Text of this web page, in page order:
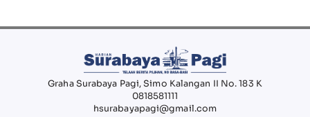
Graha Surabaya Pagi, Simo Kalangan II No. 183 K
0818581111
hsurabayapagi@gmail.com